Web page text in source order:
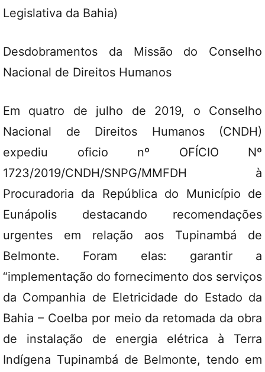
Legislativa da Bahia)
Desdobramentos da Missão do Conselho
Nacional de Direitos Humanos
Em quatro de julho de 2019, o Conselho
Nacional de Direitos Humanos (CNDH)
expediu oficio nº OFÍCIO Nº
1723/2019/CNDH/SNPG/MMFDH à
Procuradoria da República do Município de
Eunápolis destacando recomendações
urgentes em relação aos Tupinambá de
Belmonte. Foram elas: garantir a
“implementação do fornecimento dos serviços
da Companhia de Eletricidade do Estado da
Bahia – Coelba por meio da retomada da obra
de instalação de energia elétrica à Terra
Indígena Tupinambá de Belmonte, tendo em